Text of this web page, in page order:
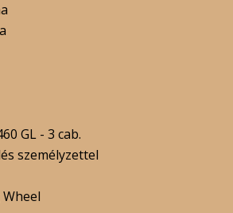
GL - 3 cab.
személyzettel